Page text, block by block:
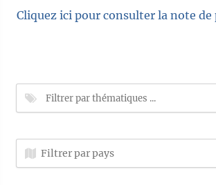
Cliquez ici pour consulter la note de